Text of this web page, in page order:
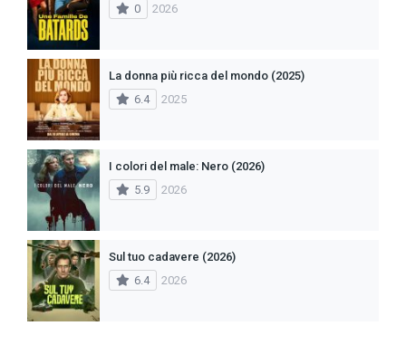
0
2026
La donna più ricca del mondo (2025)
6.4
2025
I colori del male: Nero (2026)
5.9
2026
Sul tuo cadavere (2026)
6.4
2026